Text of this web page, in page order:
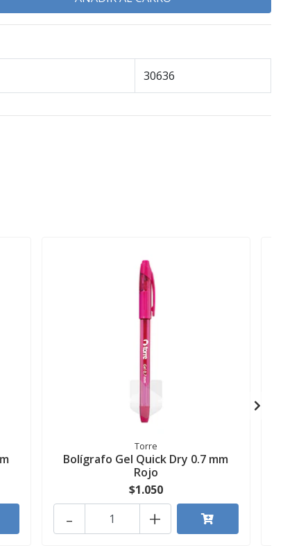
30636
Torre
Bolígrafo Gel Quick Dry 0.7 mm
Rojo
$1.050
+
-